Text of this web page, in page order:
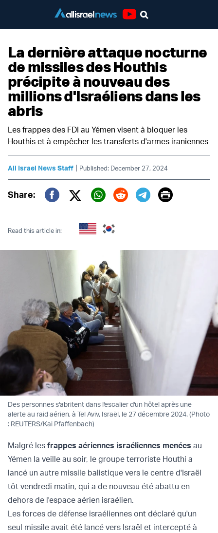
La dernière attaque nocturne
de missiles des Houthis
précipite à nouveau des
millions d'Israéliens dans les
abris
Les frappes des FDI au Yémen visent à bloquer les
Houthis et à empêcher les transferts d'armes iraniennes
All Israel News Staff | Published: December 27, 2024
Share:
Twitter (X)
Print
Read this article in:
Des personnes s'abritent dans l'escalier d'un hôtel après une
alerte au raid aérien, à Tel Aviv, Israël, le 27 décembre 2024. (Photo
: REUTERS/Kai Pfaffenbach)
Malgré les frappes aériennes israéliennes menées au
Yémen la veille au soir, le groupe terroriste Houthi a
lancé un autre missile balistique vers le centre d'Israël
tôt vendredi matin, qui a de nouveau été abattu en
dehors de l'espace aérien israélien.
Les forces de défense israéliennes ont déclaré qu'un
seul missile avait été lancé vers Israël et intercepté à